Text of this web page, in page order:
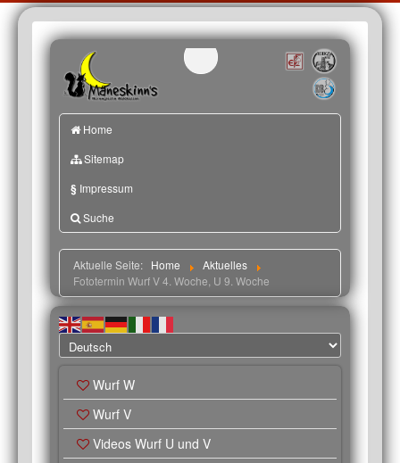
Home
Sitemap
§ Impressum
Suche
Aktuelle Seite: Home
Aktuelles
Fototermin Wurf V 4. Woche, U 9. Woche
Wurf W
Wurf V
Videos Wurf U und V